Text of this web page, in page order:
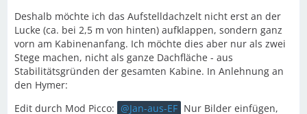
Deshalb möchte ich das Aufstelldachzelt nicht erst an der
Lucke (ca. bei 2,5 m von hinten) aufklappen, sondern ganz
vorn am Kabinenanfang. Ich möchte dies aber nur als zwei
Stege machen, nicht als ganze Dachfläche - aus
Stabilitätsgründen der gesamten Kabine. In Anlehnung an
den Hymer:
Edit durch Mod Picco:
Jan-aus-EF Nur Bilder einfügen,